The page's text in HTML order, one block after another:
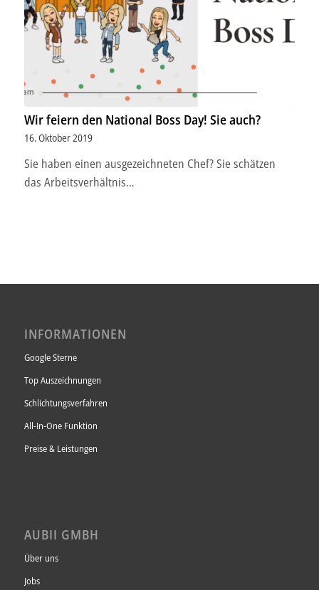
Wir feiern den National Boss Day! Sie auch?
16. Oktober 2019
Sie haben einen ausgezeichneten Chef? Sie schätzen
das Arbeitsverhältnis…
INFORMATIONEN
Google Sterne
Top Auszeichnungen
Schlichtungsverfahren
All-In-One Funktion
Preise & Leistungen
AUBII GMBH
Über uns
Jobs